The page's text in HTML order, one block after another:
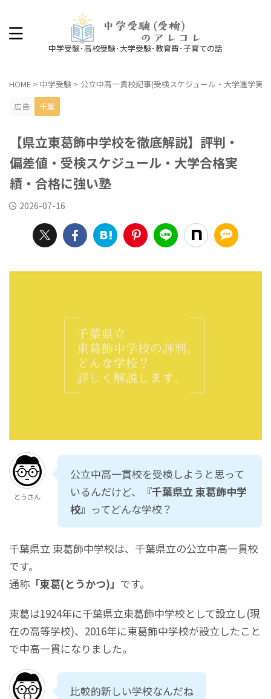
中学受験･高校受験･大学受験･教育費･子育ての話
HOME > 中学受験 > 公立中高一貫校記事(受検スケジュール・大学進学実
広告
千葉
【県立東葛飾中学校を徹底解説】評判・
偏差値・受検スケジュール・大学合格実
績・合格に強い塾
2026-07-16
とうさん
公立中高一貫校を受検しようと思って
いるんだけど、
『千葉県立 東葛飾中学
校』 ってどんな学校？
千葉県立 東葛飾中学校は、千葉県立の公立中高一貫校
です。
通称 「東葛(とうかつ)」 です。
東葛は1924年に千葉県立東葛飾中学校として設立し(現
在の高等学校)、2016年に東葛飾中学校が設立したこと
で中高一貫になりました。
比較的新しい学校なんだね